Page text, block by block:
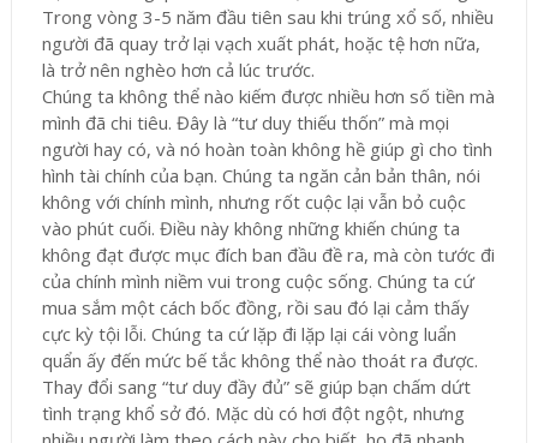
Trong vòng 3-5 năm đầu tiên sau khi trúng xổ số, nhiều
người đã quay trở lại vạch xuất phát, hoặc tệ hơn nữa,
là trở nên nghèo hơn cả lúc trước.
Chúng ta không thể nào kiếm được nhiều hơn số tiền mà
mình đã chi tiêu. Đây là “tư duy thiếu thốn” mà mọi
người hay có, và nó hoàn toàn không hề giúp gì cho tình
hình tài chính của bạn. Chúng ta ngăn cản bản thân, nói
không với chính mình, nhưng rốt cuộc lại vẫn bỏ cuộc
vào phút cuối. Điều này không những khiến chúng ta
không đạt được mục đích ban đầu đề ra, mà còn tước đi
của chính mình niềm vui trong cuộc sống. Chúng ta cứ
mua sắm một cách bốc đồng, rồi sau đó lại cảm thấy
cực kỳ tội lỗi. Chúng ta cứ lặp đi lặp lại cái vòng luẩn
quẩn ấy đến mức bế tắc không thể nào thoát ra được.
Thay đổi sang “tư duy đầy đủ” sẽ giúp bạn chấm dứt
tình trạng khổ sở đó. Mặc dù có hơi đột ngột, nhưng